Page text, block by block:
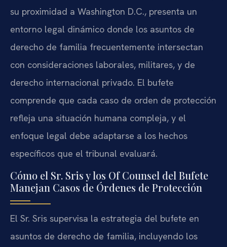
su proximidad a Washington D.C., presenta un
entorno legal dinámico donde los asuntos de
derecho de familia frecuentemente intersectan
con consideraciones laborales, militares, y de
derecho internacional privado. El bufete
comprende que cada caso de orden de protección
refleja una situación humana compleja, y el
enfoque legal debe adaptarse a los hechos
específicos que el tribunal evaluará.
Cómo el Sr. Sris y los Of Counsel del Bufete
Manejan Casos de Órdenes de Protección
El Sr. Sris supervisa la estrategia del bufete en
asuntos de derecho de familia, incluyendo los